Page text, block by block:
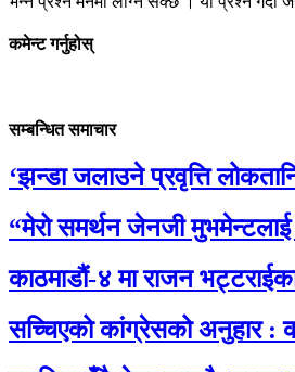
कमेन्ट गर्नुहोस्
सम्बन्धित समाचार
‘झन्डा जलाउने प्रवृत्ति
“मेरो समर्थन जेनजी मुभमेन्टलाई
काठमाडौं-४ मा राजन
सच्चिएको कांग्रेसको अनुहार :